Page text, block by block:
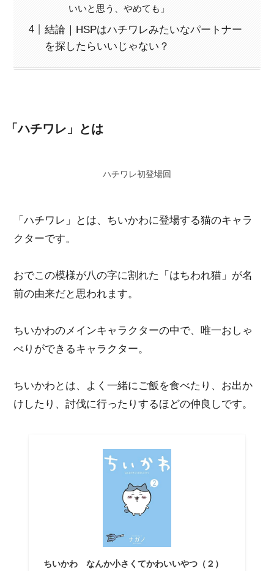
いいと思う、やめても」
結論｜HSPはハチワレみたいなパートナー
を探したらいいじゃない？
「ハチワレ」とは
ハチワレ初登場回
「ハチワレ」とは、ちいかわに登場する猫のキャラ
クターです。
おでこの模様が八の字に割れた「はちわれ猫」が名
前の由来だと思われます。
ちいかわのメインキャラクターの中で、唯一おしゃ
べりができるキャラクター。
ちいかわとは、よく一緒にご飯を食べたり、お出か
けしたり、討伐に行ったりするほどの仲良しです。
ちいかわ なんか小さくてかわいいやつ（２）